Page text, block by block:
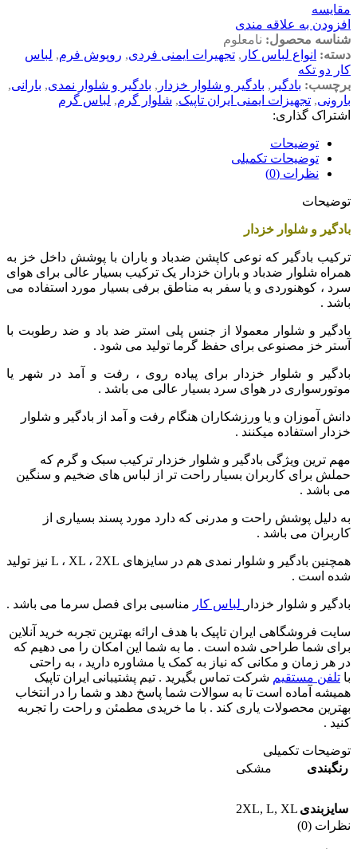
مقایسه
افزودن به علاقه مندی
شناسه محصول: نامعلوم
دسته: انواع لباس کار , تجهیرات ایمنی فردی, روپوش فرم, لباس
کار دو تکه
برچسب: بادگیر , بادگیر و شلوار خزدار , بادگیر و شلوار نمدی, بارانی,
بارونی, تجهیزات ایمنی ایران تاپیک, شلوار گرم, لباس گرم
اشتراک گذاری:
توضیحات
توضیحات تکمیلی
نظرات (0)
توضیحات
بادگیر و شلوار خزدار
ترکیب بادگیر که نوعی کاپشن ضدباد و باران با پوشش داخل خز به
همراه شلوار ضدباد و باران خزدار یک ترکیب بسیار عالی برای هوای
سرد ، کوهنوردی و یا سفر به مناطق برفی بسیار مورد استفاده می
باشد .
بادگیر و شلوار معمولا از جنس پلی استر ضد باد و ضد رطوبت با
آستر خز مصنوعی برای حفظ گرما تولید می شود .
بادگیر و شلوار خزدار برای پیاده روی ، رفت و آمد در شهر یا
موتورسواری در هوای سرد بسیار عالی می باشد .
دانش آموزان و یا ورزشکاران هنگام رفت و آمد از بادگیر و شلوار
خزدار استفاده میکنند .
مهم ترین ویژگی بادگیر و شلوار خزدار ترکیب سبک و گرم که
حملش برای کاربران بسیار راحت تر از لباس های ضخیم و سنگین
می باشد .
به دلیل پوشش راحت و مدرنی که دارد مورد پسند بسیاری از
کاربران می باشد .
همچنین بادگیر و شلوار نمدی هم در سایزهای L ، XL ، 2XL نیز تولید
شده است .
بادگیر و شلوار خزدار لباس کار مناسبی برای فصل سرما می باشد .
سایت فروشگاهی ایران تاپیک با هدف ارائه بهترین تجربه خرید آنلاین
برای شما طراحی شده است . ما به شما این امکان را می دهیم که
در هر زمان و مکانی که نیاز به کمک یا مشاوره دارید ، به راحتی
با تلفن مستقیم شرکت تماس بگیرید . تیم پشتیبانی ایران تاپیک
همیشه آماده است تا به سوالات شما پاسخ دهد و شما را در انتخاب
بهترین محصولات یاری کند . با ما خریدی مطمئن و راحت را تجربه
کنید .
توضیحات تکمیلی
رنگبندی
مشکی
سایزبندی 2XL, L, XL
نظرات (0)